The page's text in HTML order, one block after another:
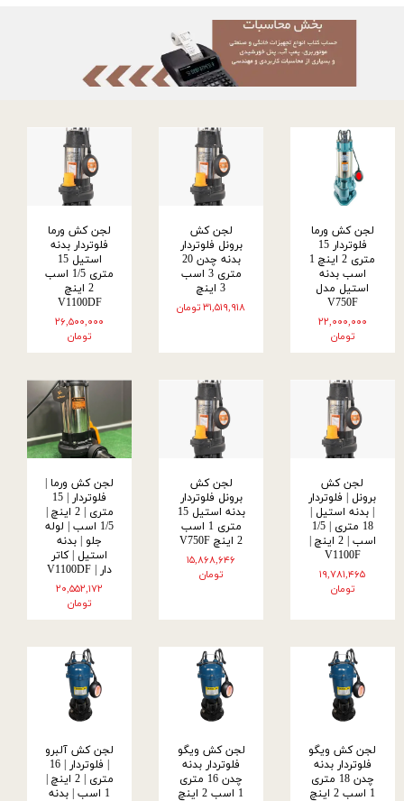
لجن کش ورما
فلوتردار 15
متری 2 اینچ 1
اسب بدنه
استیل مدل
V750F
۲۲,۰۰۰,۰۰۰
تومان
لجن کش
برونل فلوتردار
بدنه چدن 20
متری 3 اسب
3 اینچ
۳۱,۵۱۹,۹۱۸ تومان
لجن کش ورما
فلوتردار بدنه
استیل 15
متری 1/5 اسب
2 اینچ
V1100DF
۲۶,۵۰۰,۰۰۰
تومان
لجن کش
برونل | فلوتردار
| بدنه استیل |
18 متری | 1/5
اسب | 2 اینچ |
V1100F
۱۹,۷۸۱,۴۶۵
تومان
لجن کش
برونل فلوتردار
بدنه استیل 15
متری 1 اسب
2 اینچ V750F
۱۵,۸۶۸,۶۴۶
تومان
لجن کش ورما |
فلوتردار | 15
متری | 2 اینچ |
1/5 اسب | لوله
جلو | بدنه
استیل | کاتر
دار | V1100DF
۲۰,۵۵۲,۱۷۲
تومان
لجن کش ویگو
فلوتردار بدنه
چدن 18 متری
1 اسب 2 اینچ
لجن کش ویگو
فلوتردار بدنه
چدن 16 متری
1 اسب 2 اینچ
لجن کش آلبرو
| فلوتردار | 16
متری | 2 اینچ |
1 اسب | بدنه